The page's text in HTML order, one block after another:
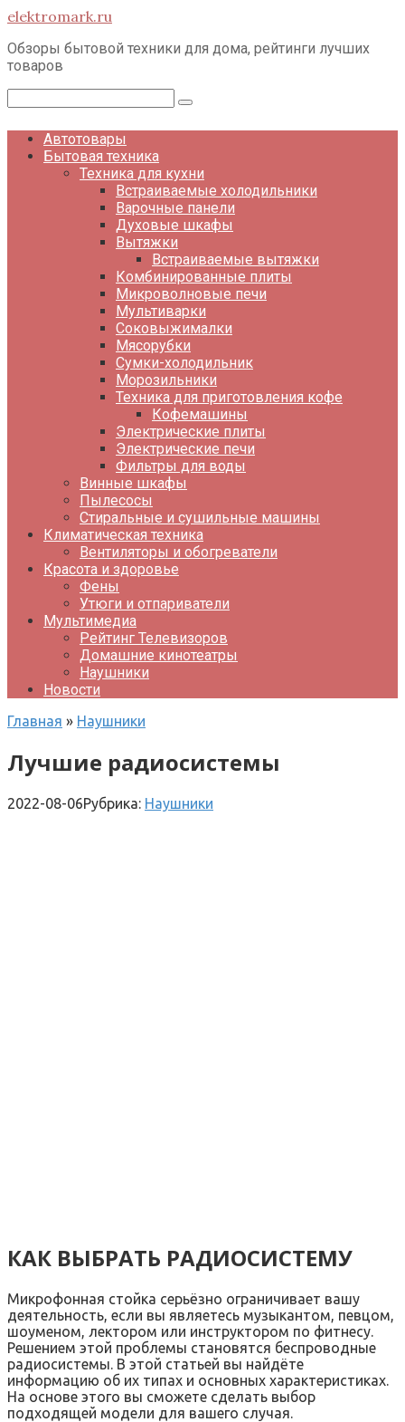
Перейти
контенту
elektromark.ru
Обзоры бытовой техники для дома, рейтинги лучших
товаров
Автотовары
Бытовая техника
Техника для кухни
Встраиваемые холодильники
Варочные панели
Духовые шкафы
Вытяжки
Встраиваемые вытяжки
Комбинированные плиты
Микроволновые печи
Мультиварки
Соковыжималки
Мясорубки
Сумки-холодильник
Морозильники
Техника для приготовления кофе
Кофемашины
Электрические плиты
Электрические печи
Фильтры для воды
Винные шкафы
Пылесосы
Стиральные и сушильные машины
Климатическая техника
Вентиляторы и обогреватели
Красота и здоровье
Фены
Утюги и отпариватели
Мультимедиа
Рейтинг Телевизоров
Домашние кинотеатры
Наушники
Новости
Главная » Наушники
Лучшие радиосистемы
2022-08-06Рубрика: Наушники
КАК ВЫБРАТЬ РАДИОСИСТЕМУ
Микрофонная стойка серьёзно ограничивает вашу
деятельность, если вы являетесь музыкантом, певцом,
шоуменом, лектором или инструктором по фитнесу.
Решением этой проблемы становятся беспроводные
радиосистемы. В этой статьей вы найдёте
информацию об их типах и основных характеристиках.
На основе этого вы сможете сделать выбор
подходящей модели для вашего случая.